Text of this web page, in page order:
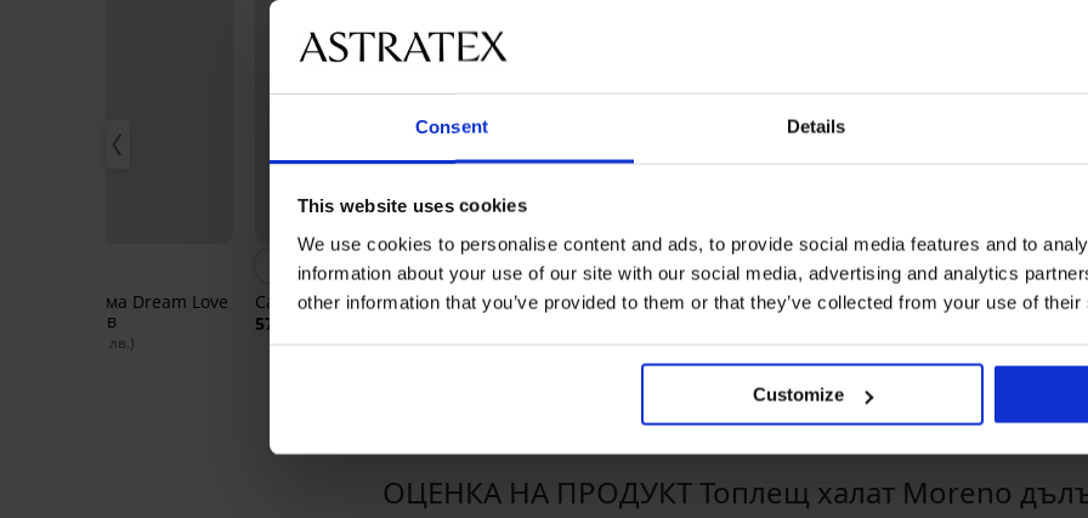
Consent Details
This website uses cookies
We use cookies to personalise content and ads, to provide social media features and to
information about your use of our site with our social media, advertising and analytics
other information that you’ve provided to them or that they’ve collected from your use of
Customize
пижама Dream Love
дълъг ръкав
(101,68 лв.)
Сатенен халат Sauda къс
57,99 €
Топлещ халат Jenesis дълъг
40,99 €(80,17 лв.)
5
Хавлиен халат Poppy дълъг
49,99 €
39,99 €
ОЦЕНКА НА ПРОДУКТ Топлещ халат Moreno